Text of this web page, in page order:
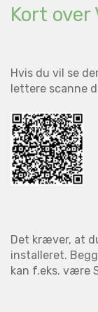
Kort over
Hvis du vil se
lettere scanne
Det kræver, at
installeret.
kan f.eks. være